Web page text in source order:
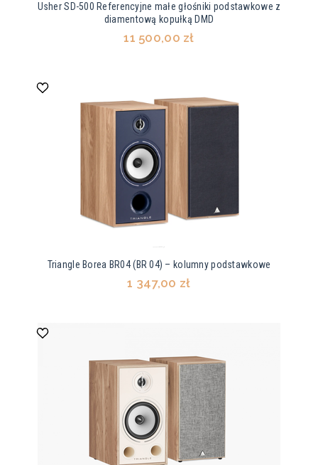
Usher SD-500 Referencyjne małe głośniki podstawkowe z
diamentową kopułką DMD
11 500,00 zł
Triangle Borea BR04 (BR 04) – kolumny podstawkowe
1 347,00 zł